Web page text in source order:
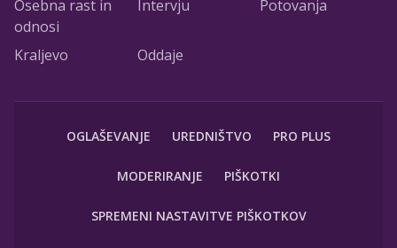
Osebna rast in
odnosi
Intervju Potovanja
Kraljevo Oddaje
OGLAŠEVANJE UREDNIŠTVO PRO PLUS
MODERIRANJE PIŠKOTKI
SPREMENI NASTAVITVE PIŠKOTKOV